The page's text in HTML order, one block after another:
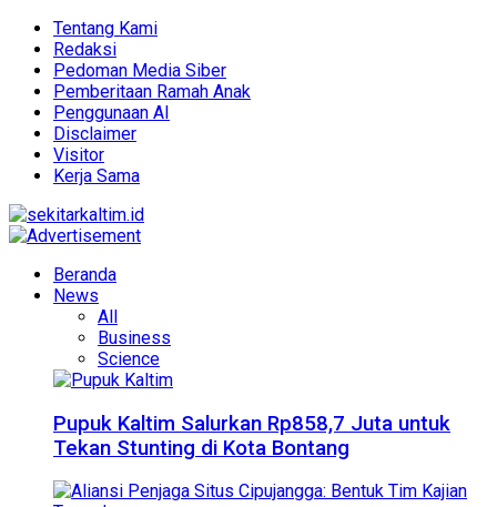
Tentang Kami
Redaksi
Pedoman Media Siber
Pemberitaan Ramah Anak
Penggunaan AI
Disclaimer
Visitor
Kerja Sama
Beranda
News
All
Business
Science
Pupuk Kaltim Salurkan Rp858,7 Juta untuk
Tekan Stunting di Kota Bontang